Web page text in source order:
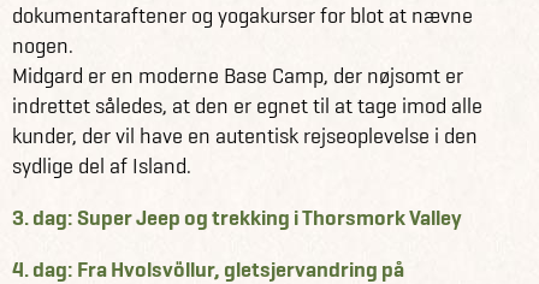
dokumentaraftener og yogakurser for blot at nævne
nogen.
Midgard er en moderne Base Camp, der nøjsomt er
indrettet således, at den er egnet til at tage imod alle
kunder, der vil have en autentisk rejseoplevelse i den
3. dag: Super Jeep og trekking i Thorsmork Valley
4. dag: Fra Hvolsvöllur, gletsjervandring på